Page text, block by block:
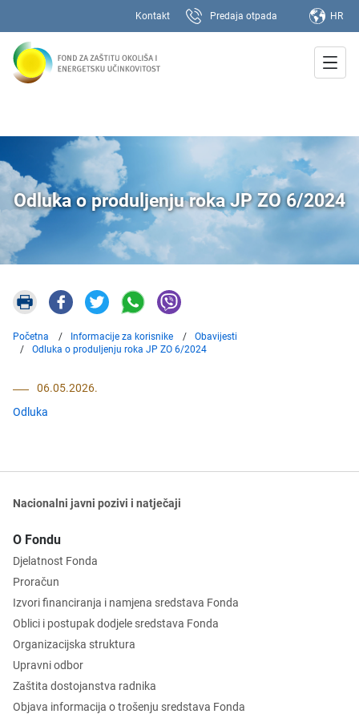
Kontakt Predaja otpada HR
Odluka o produljenju roka JP ZO 6/2024
Početna Informacije za korisnike
Obavijesti
Odluka o produljenju roka JP ZO 6/2024
06.05.2026.
Odluka
Nacionalni javni pozivi i natječaji
O Fondu
Djelatnost Fonda
Proračun
Izvori financiranja i namjena sredstava Fonda
Oblici i postupak dodjele sredstava Fonda
Organizacijska struktura
Upravni odbor
Zaštita dostojanstva radnika
Objava informacija o trošenju sredstava Fonda